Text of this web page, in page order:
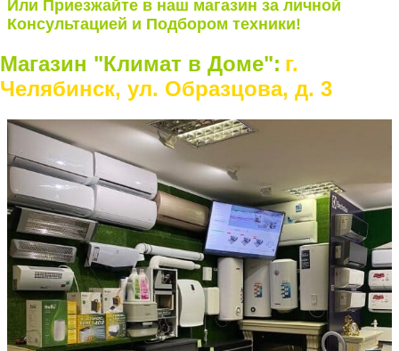
Или Приезжайте в наш магазин за личной
Консультацией и Подбором техники!
Магазин "Климат в Доме": г.
Челябинск, ул. Образцова, д. 3